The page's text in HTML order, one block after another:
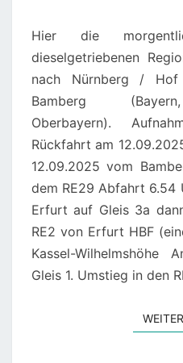
Hier die
dieselgetriebenen
nach Nürnberg /
Bamberg
Oberbayern).
Rückfahrt am
12.09.2025 vom
dem RE29 Abfahrt 6.54
Erfurt auf Gleis 3a
RE2 von Erfurt HBF
Kassel-
Gleis 1. Umstieg in den